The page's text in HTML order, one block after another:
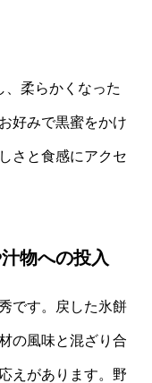
、柔らかくなった
好みで黒蜜をかけ
さと食感にアクセ
物への投入
です。戻した氷餅
の風味と混ざり合
えがあります。野